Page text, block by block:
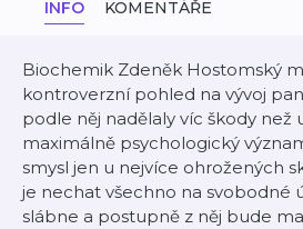
INFO KOMENTÁŘE
Biochemik Zdeněk Hostomský
kontroverzní pohled na vývoj
podle něj nadělaly víc škody než
maximálně psychologický
smysl jen u nejvíce ohrožených
je nechat všechno na svobodné
slábne a postupně z něj bude